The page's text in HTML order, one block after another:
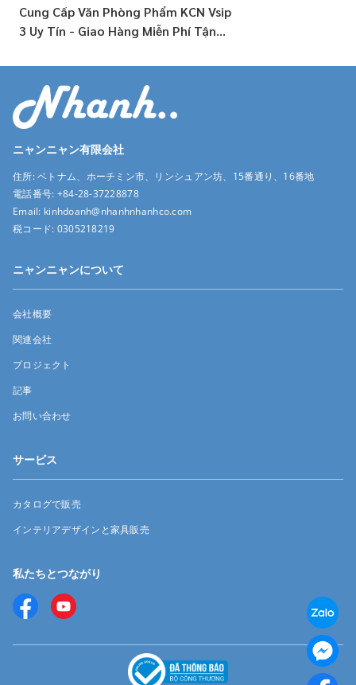
Cung Cấp Văn Phòng Phẩm KCN Vsip
3 Uy Tín - Giao Hàng Miễn Phí Tận
ニャンニャン有限会社
住所:ベトナム、ホーチミン市、リンシュアン坊、15番通り、16番地
電話番号: +84-28-37228878
Email: kinhdoanh@nhanhnhanhco.com
税コード: 0305218219
ニャンニャンについて
会社概要
関連会社
プロジェクト
記事
お問い合わせ
サービス
カタログで販売
インテリアデザインと家具販売
私たちとつながり